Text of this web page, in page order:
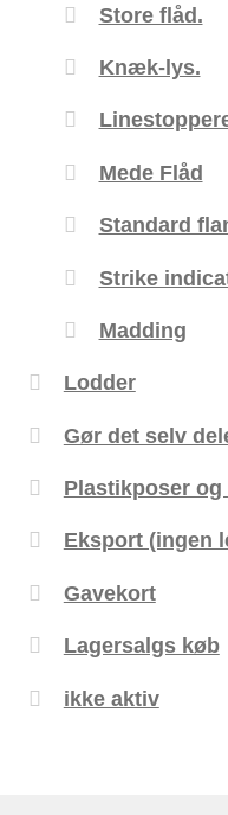
Store flåd.
Knæk-lys.
Mede Flåd
Standard
Strike
Madding
Lodder
Gør det selv
Plastikposer og
Eksport (ingen
Gavekort
Lagersalgs køb
ikke aktiv